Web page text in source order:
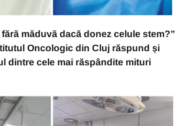
fără măduvă dacă donez celule stem?”
Oncologic din Cluj răspund și
dintre cele mai răspândite mituri